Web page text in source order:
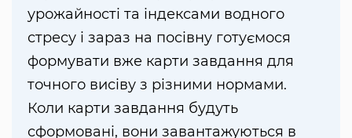
урожайності та індексами водного
стресу і зараз на посівну готуємося
формувати вже карти завдання для
точного висіву з різними нормами.
Коли карти завдання будуть
сформовані, вони завантажуються в